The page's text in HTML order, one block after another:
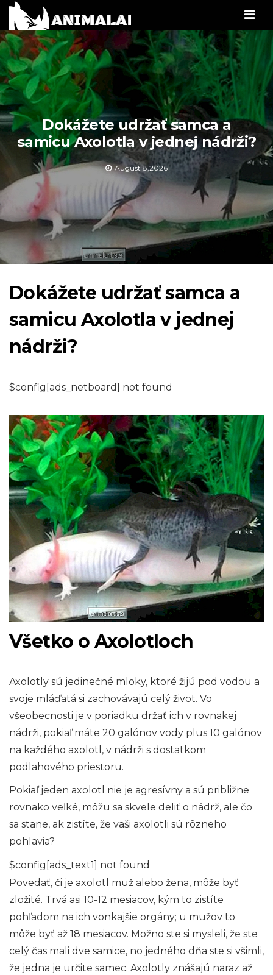
Dokážete udržať samca a
samicu Axolotla v jednej nádrži?
August 8,2026
Dokážete udržať samca a
samicu Axolotla v jednej
nádrži?
$config[ads_netboard] not found
Všetko o Axolotloch
Axolotly sú jedinečné mloky, ktoré žijú pod vodou a
svoje mláďatá si zachovávajú celý život. Vo
všeobecnosti je v poriadku držať ich v rovnakej
nádrži, pokiaľ máte 20 galónov vody plus 10 galónov
na každého axolotl, v nádrži s dostatkom
podlahového priestoru.
Pokiaľ jeden axolotl nie je agresívny a sú približne
rovnako veľké, môžu sa skvele deliť o nádrž, ale čo
sa stane, ak zistíte, že vaši axolotli sú rôzneho
pohlavia?
$config[ads_text1] not found
Povedať, či je axolotl muž alebo žena, môže byť
zložité. Trvá asi 10-12 mesiacov, kým to zistíte
pohľadom na ich vonkajšie orgány; u mužov to
môže byť až 18 mesiacov. Možno ste si mysleli, že ste
celý čas mali dve samice, no jedného dňa ste si všimli,
že jedna je určite samec. Axolotly znášajú naraz až